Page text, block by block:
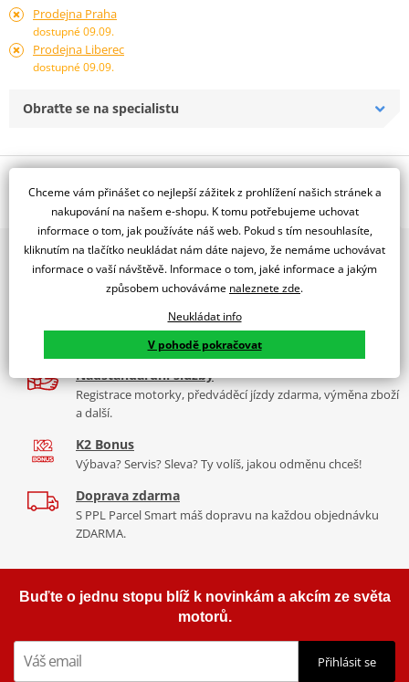
Prodejna Praha
dostupné 09.09.
Prodejna Liberec
dostupné 09.09.
Obraťte se na specialistu
Jsme autorizovaný
dealer značky EBC
Brzdový kotouč EBC z nerezové oceli, navržený pro maximální
brzdný výkon a spolehlivost, kompatibilní jako náhrada za
originální kotouče.
2x multibrand showroom
9 značek motocyklů, servis, oblečení, doplňky i náhradní
díly, to vše v Praze a Liberci
Více než 30 let zkušeností
Za řídítky motorek, v servisu i prodeji moto vybavení
Nadstandardní služby
Registrace motorky, předváděcí jízdy zdarma, výměna zboží
a další.
K2 Bonus
Výbava? Servis? Sleva? Ty volíš, jakou odměnu chceš!
Doprava zdarma
S PPL Parcel Smart máš dopravu na každou objednávku
ZDARMA.
Buďte o jednu stopu blíž k novinkám a akcím ze světa
motorů.
Přihlásit se
Chceme vám přinášet co nejlepší zážitek z prohlížení našich stránek a
nakupování na našem e-shopu. K tomu potřebujeme uchovat
informace o tom, jak používáte náš web. Pokud s tím nesouhlasíte,
kliknutím na tlačítko neukládat nám dáte najevo, že nemáme uchovávat
informace o vaší návštěvě. Informace o tom, jaké informace a jakým
způsobem uchováváme naleznete zde.
Neukládat info
V pohodě pokračovat